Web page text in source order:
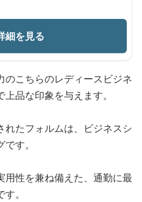
細を見る
のこちらのレディースビジネ
品な印象を与えます。
れたフォルムは、ビジネスシ
す。
用性を兼ね備えた、通勤に最
。